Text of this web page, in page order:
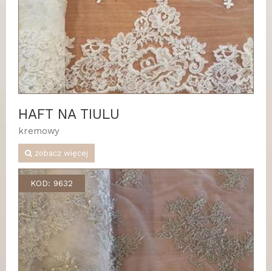
HAFT NA TIULU
kremowy
zobacz więcej
KOD: 9632